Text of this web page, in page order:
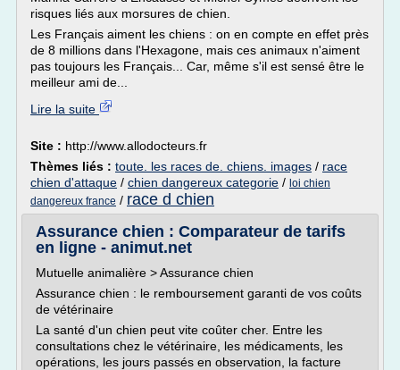
risques liés aux morsures de chien.
Les Français aiment les chiens : on en compte en effet près
de 8 millions dans l'Hexagone, mais ces animaux n'aiment
pas toujours les Français... Car, même s'il est sensé être le
meilleur ami de...
Lire la suite
Site : http://www.allodocteurs.fr
Thèmes liés : toute. les races de. chiens. images / race
chien d'attaque / chien dangereux categorie / loi chien
dangereux france / race d chien
Assurance chien : Comparateur de tarifs
en ligne - animut.net
Mutuelle animalière > Assurance chien
Assurance chien : le remboursement garanti de vos coûts
de vétérinaire
La santé d'un chien peut vite coûter cher. Entre les
consultations chez le vétérinaire, les médicaments, les
opérations, les jours passés en observation, la facture